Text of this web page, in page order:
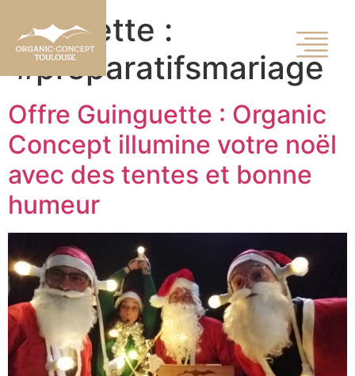
Étiquette :
#preparatifsmariage
Offre Guinguette : Organic
Concept illumine votre noël
avec des tentes et bonne
humeur